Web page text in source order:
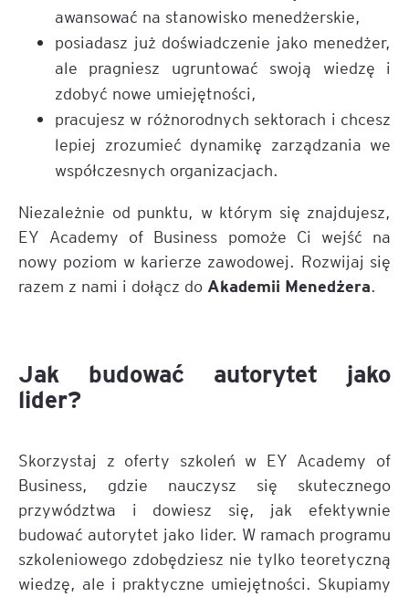
awansować na stanowisko menedżerskie,
posiadasz już doświadczenie jako menedżer,
ale pragniesz ugruntować swoją wiedzę i
zdobyć nowe umiejętności,
pracujesz w różnorodnych sektorach i chcesz
lepiej zrozumieć dynamikę zarządzania we
współczesnych organizacjach.
Niezależnie od punktu, w którym się znajdujesz,
EY Academy of Business pomoże Ci wejść na
nowy poziom w karierze zawodowej. Rozwijaj się
razem z nami i dołącz do Akademii Menedżera.
Jak budować autorytet jako
lider?
Skorzystaj z oferty szkoleń w EY Academy of
Business, gdzie nauczysz się skutecznego
przywództwa i dowiesz się, jak efektywnie
budować autorytet jako lider. W ramach programu
szkoleniowego zdobędziesz nie tylko teoretyczną
wiedzę, ale i praktyczne umiejętności. Skupiamy